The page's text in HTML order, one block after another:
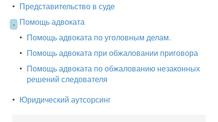
• Представительство в суде
- Помощь адвоката
• Помощь адвоката по уголовным делам.
• Помощь адвоката при обжаловании приговора
• Помощь адвоката по обжалованию незаконных
решений следователя
• Юридический аутсорсинг